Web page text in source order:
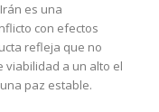
es una
con efectos
refleja que no
viabilidad a un alto el
paz estable.